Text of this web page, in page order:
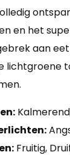
en het
aan
lichtgroene
Fruitig,